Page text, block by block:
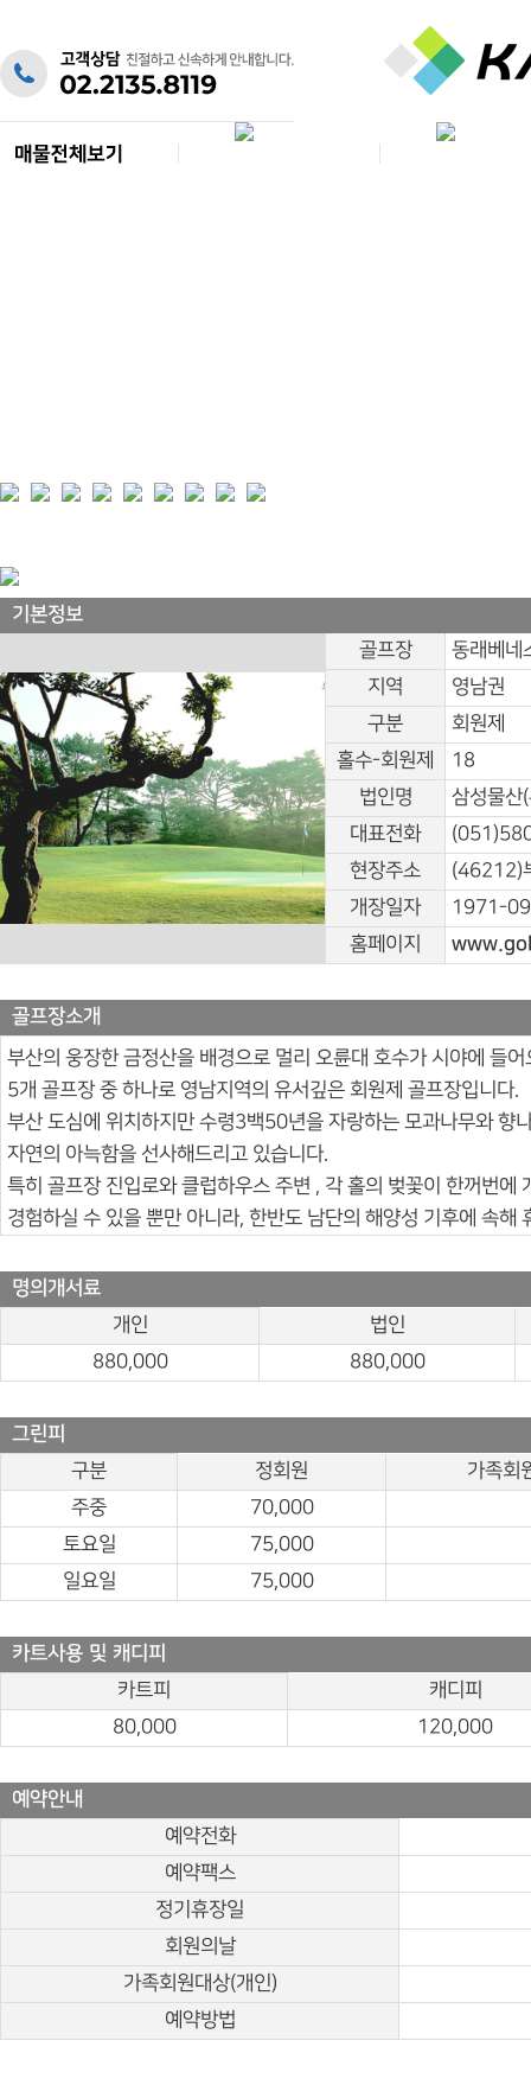
기본정보
골프장
동래베네
지역
영남권
구분
회원제
홀수-회원제
18
법인명
삼성물산
대표전화
현장주소
(46212)
개장일자
1971-
홈페이지
골프장소개
부산의 웅장한 금정산을 배경으로 멀리 오륜대 호수가 시야에 들
5개 골프장 중 하나로 영남지역의 유서깊은 회원제 골프장입니다.
부산 도심에 위치하지만 수령3백50년을 자랑하는 모과나무와 향
자연의 아늑함을 선사해드리고 있습니다.
특히 골프장 진입로와 클럽하우스 주변 , 각 홀의 벚꽃이 한꺼번에
경험하실 수 있을 뿐만 아니라, 한반도 남단의 해양성 기후에 속해
명의개서료
개인
법인
880,000
880,000
그린피
구분
정회원
가족회
주중
70,000
토요일
75,000
일요일
75,000
카트사용 및 캐디피
카트피
캐디피
80,000
120,000
예약안내
예약전화
예약팩스
정기휴장일
회원의날
가족회원대상(개인)
예약방법